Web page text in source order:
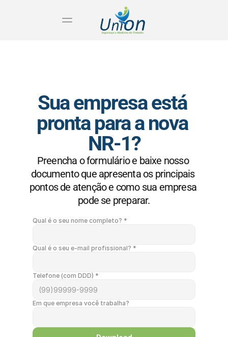
Sua empresa está
pronta para a nova
NR-1?
Preencha o formulário e baixe nosso
documento que apresenta os principais
pontos de atenção e como sua empresa
pode se preparar.
Qual é o seu nome completo? *
Qual é o seu e-mail profissional? *
Telefone (com DDD) *
Em que empresa você trabalha?